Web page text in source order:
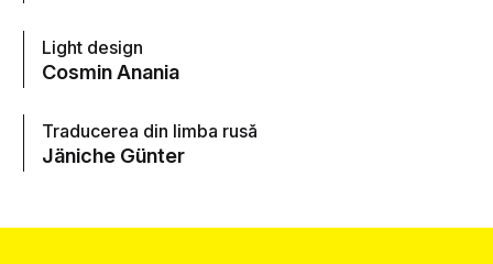
Light design
Cosmin Anania
Traducerea din limba rusă
Jäniche Günter